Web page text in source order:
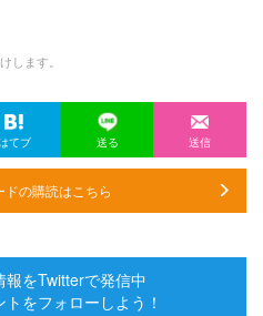
します。
てブ 送る 送信
の購読はこちら
報をTwitterで発信中
をフォローしよう！